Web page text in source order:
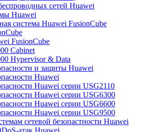
сетей Huawei
Huawei
система Huawei FusionCube
FusionCube
Cabinet
Hypervisor & Data
и защиты Huawei
Huawei
Huawei серии USG2110
Huawei серии USG6300
Huawei серии USG6600
Huawei серии USG9500
сетевой безопастности Huawei
атак Huawei